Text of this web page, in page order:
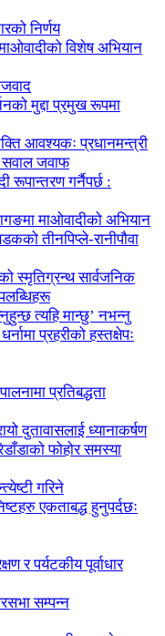
निर्णय
विशेष अभियान
मुद्दा प्रमुख रूपमा
आवश्यकः प्रधानमन्त्री
सवाल जवाफ
रूपान्तरण गर्नैपर्छ :
माओवादीको अभियान
तीनपिप्ले-रानीपौवा
स्मृतिग्रन्थ सार्वजनिक
त्यहि मान्छु’ नभन्नु
प्रहरीको हस्तक्षेपः
प्रतिबद्धता
दुतावासलाई ध्यानाकर्षण
फोहोर समस्या
गरिने
एकताबद्ध हुनुपर्दछः
र पर्यटकीय पूर्वाधार
सम्पन्न